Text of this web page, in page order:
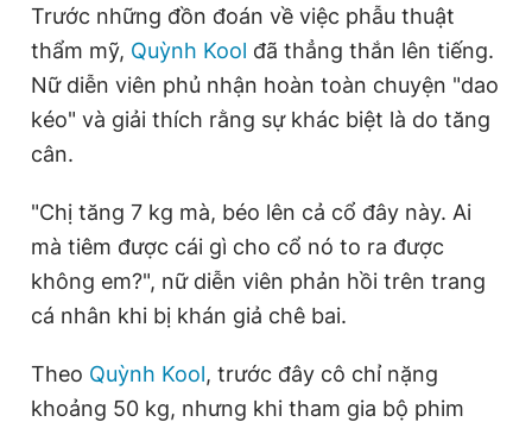
0906 645 777 0908 780 404
Đặt báo Quảng cáo RSS Tòa soạn Chính sách bảo
Tổng biên tập: Nguyễn Ngọc Toàn
Phó tổng biên tập thường trực: Hải Thành
Phó tổng biên tập: Lâm Hiếu Dũng
Tổng thư ký tòa soạn: Đức Trung
Giấy phép xuất bản số 110/GP - BTTTT cấp ngày 24.3.2020
© 2003-2026 Bản quyền thuộc về Báo Thanh Niên. Cấm sao
chép dưới mọi hình thức nếu không có sự chấp thuận bằng văn
bản. Phát triển bởi ePi Technologies, JSC.
Trước những đồn đoán về việc phẫu thuật
thẩm mỹ, Quỳnh Kool đã thẳng thắn lên tiếng.
Nữ diễn viên phủ nhận hoàn toàn chuyện "dao
kéo" và giải thích rằng sự khác biệt là do tăng
cân.
"Chị tăng 7 kg mà, béo lên cả cổ đây này. Ai
mà tiêm được cái gì cho cổ nó to ra được
không em?", nữ diễn viên phản hồi trên trang
cá nhân khi bị khán giả chê bai.
Theo Quỳnh Kool, trước đây cô chỉ nặng
khoảng 50 kg, nhưng khi tham gia bộ phim